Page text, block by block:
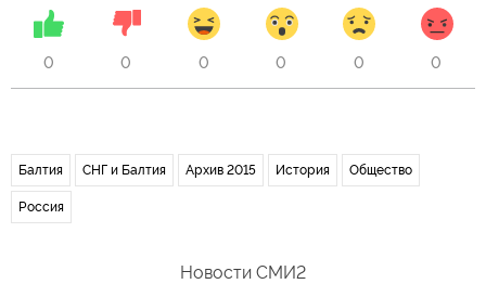
0 0 0 0 0 0
Балтия СНГ и Балтия Архив 2015 История Общество
Россия
Новости СМИ2